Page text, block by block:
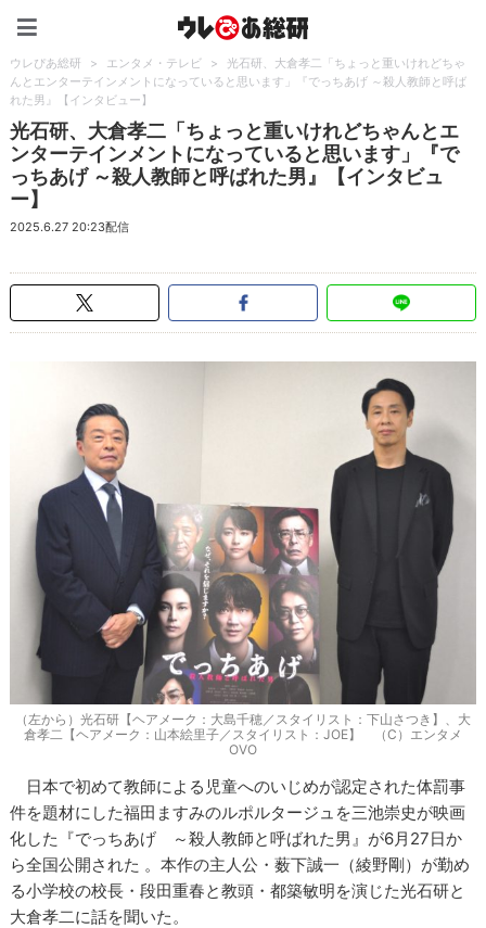
ウレぴあ総研 > エンタメ・テレビ >
光石研、大倉孝二「ちょっと重いけれどちゃ
んとエンターテインメントになっていると思います」『でっちあげ ～殺人教師と呼ば
れた男』【インタビュー】
光石研、大倉孝二「ちょっと重いけれどちゃんとエ
ンターテインメントになっていると思います」『で
っちあげ ～殺人教師と呼ばれた男』【インタビュ
ー】
2025.6.27 20:23配信
（左から）光石研【ヘアメーク：大島千穂／スタイリスト：下山さつき】、大
倉孝二【ヘアメーク：山本絵里子／スタイリスト：JOE】 （C）エンタメ
OVO
日本で初めて教師による児童へのいじめが認定された体罰事
件を題材にした福田ますみのルポルタージュを三池崇史が映画
化した『でっちあげ ～殺人教師と呼ばれた男』が6月27日か
ら全国公開された 。本作の主人公・薮下誠一（綾野剛）が勤め
る小学校の校長・段田重春と教頭・都築敏明を演じた光石研と
大倉孝二に話を聞いた。